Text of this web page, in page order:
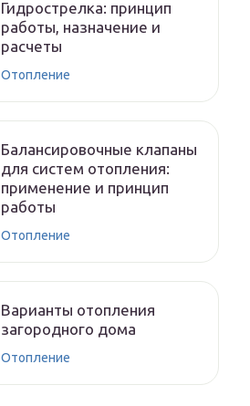
Гидрострелка: принцип
работы, назначение и
расчеты
Отопление
Балансировочные клапаны
для систем отопления:
применение и принцип
работы
Отопление
Варианты отопления
загородного дома
Отопление